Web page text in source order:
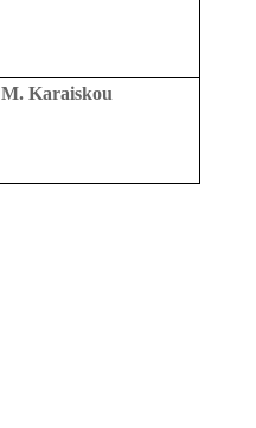
M. Karaiskou